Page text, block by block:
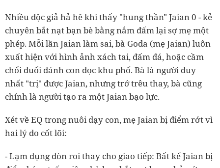
Nhiều độc giả hả hê khi thấy "hung thần" Jaian 0 - kẻ
chuyên bắt nạt bạn bè bằng nắm đấm lại sợ mẹ một
phép. Mỗi lần Jaian làm sai, bà Goda (mẹ Jaian) luôn
xuất hiện với hình ảnh xách tai, đấm đá, hoặc cầm
chổi đuổi đánh con dọc khu phố. Bà là người duy
nhất "trị" được Jaian, nhưng trớ trêu thay, bà cũng
chính là người tạo ra một Jaian bạo lực.
Xét về EQ trong nuôi dạy con, mẹ Jaian bị điểm rớt vì
hai lý do cốt lõi:
- Lạm dụng đòn roi thay cho giao tiếp: Bất kể Jaian bị